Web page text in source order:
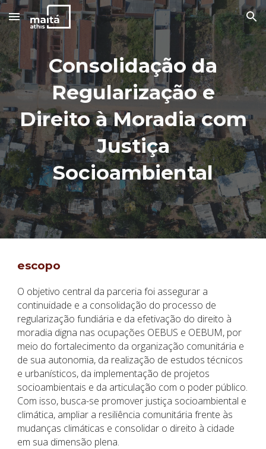
Skip to main content Skip to navigation
Consolidação da
Regularização e
Direito à Moradia com
Justiça
Socioambiental
escopo
O objetivo central da parceria foi assegurar a
continuidade e a consolidação do processo de
regularização fundiária e da efetivação do direito à
moradia digna nas ocupações OEBUS e OEBUM, por
meio do fortalecimento da organização comunitária e
de sua autonomia, da realização de estudos técnicos
e urbanísticos, da implementação de projetos
socioambientais e da articulação com o poder público.
Com isso, busca-se promover justiça socioambiental e
climática, ampliar a resiliência comunitária frente às
mudanças climáticas e consolidar o direito à cidade
em sua dimensão plena.